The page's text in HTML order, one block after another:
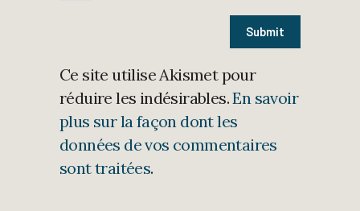
Ce site utilise Akismet pour
réduire les indésirables.En savoir
plus sur la façon dont les
données de vos commentaires
sont traitées.